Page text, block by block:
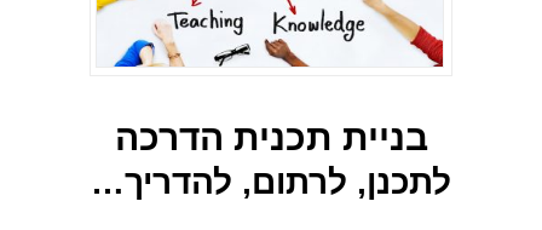
בניית תכנית הדרכה
לתכנן, לרתום, להדריך…